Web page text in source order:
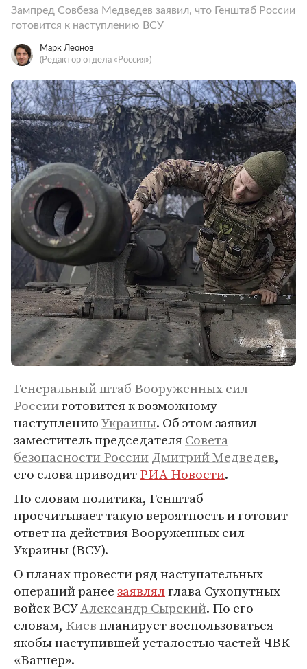
Зампред Совбеза Медведев заявил, что Генштаб России
готовится к наступлению ВСУ
Марк Леонов
(Редактор отдела «Россия»)
Генеральный штаб Вооруженных сил
Россииготовится к возможному
наступлениюУкраины. Об этом заявил
заместитель председателяСовета
безопасности РоссииДмитрий Медведев,
его слова приводитРИА Новости.
По словам политика, Генштаб
просчитывает такую вероятность и готовит
ответ на действия Вооруженных сил
Украины (ВСУ).
О планах провести ряд наступательных
операций ранеезаявлялглава Сухопутных
войск ВСУАлександр Сырский. По его
словам, Киевпланирует воспользоваться
якобы наступившей усталостью частей ЧВК
«Вагнер».